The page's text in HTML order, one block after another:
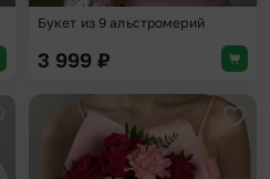
Букет из 9 альстромерий
3 999 ₽
Добавить в избранное